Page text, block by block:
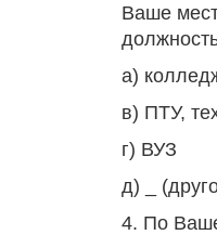
Ваше
а)
в) ПТУ,
г) ВУЗ
д) _
4. По